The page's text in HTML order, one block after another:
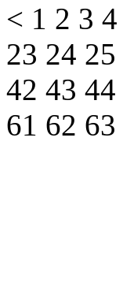
< 1 2 3 4
23 24 25
42 43 44
61 62 63